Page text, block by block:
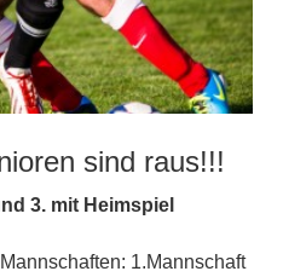
sind raus!!!
3. mit Heimspiel
1.Mannschaft